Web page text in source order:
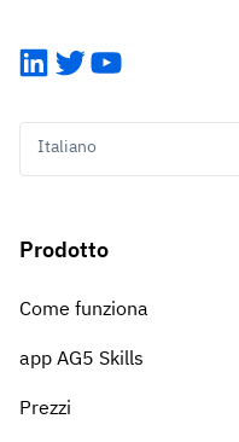
LinkedIn
TwitterYouTube
Italiano
Prodotto
Come funziona
app AG5 Skills
Prezzi